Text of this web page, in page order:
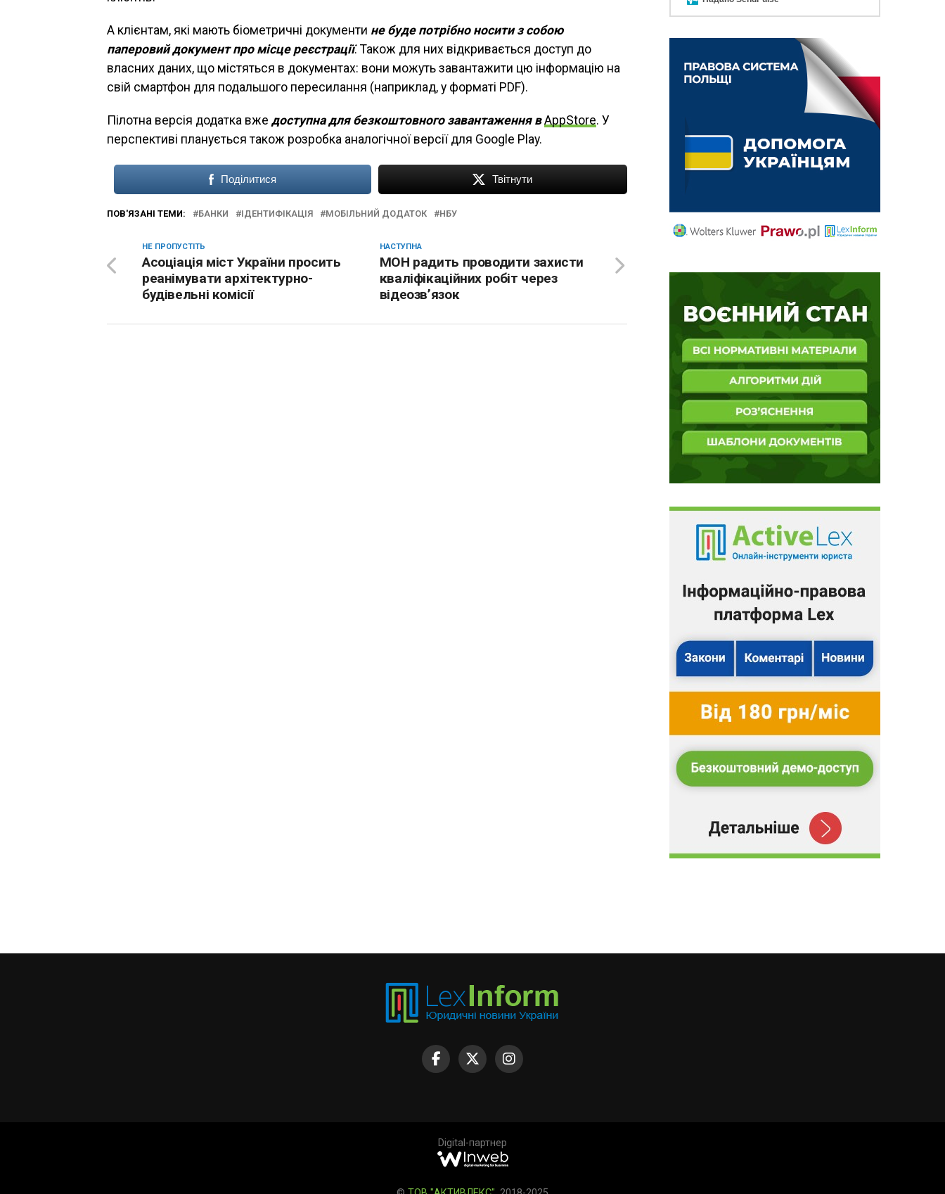
А клієнтам, які мають біометричні документи не буде потрібно носити з собою
паперовий документ про місце реєстрації. Також для них відкривається доступ до
власних даних, що містяться в документах: вони можуть завантажити цю інформацію на
свій смартфон для подальшого пересилання (наприклад, у форматі PDF).
Пілотна версія додатка вже доступна для безкоштовного завантаження в AppStore. У
перспективі планується також розробка аналогічної версії для Google Play.
Поділитися Твітнути
ПОВ'ЯЗАНІ ТЕМИ: БАНКИ ІДЕНТИФІКАЦІЯ МОБІЛЬНИЙ ДОДАТОК НБУ
НАСТУПНА
МОН радить проводити захисти
кваліфікаційних робіт через
відеозв’язок
НЕ ПРОПУСТІТЬ
Асоціація міст України просить
реанімувати архітектурно-
будівельні комісії
Digital-партнер